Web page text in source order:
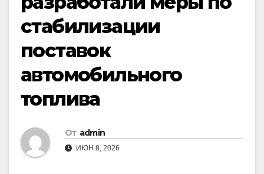
стабилизации
поставок
автомобильного
топлива
От admin
ИЮН 8, 2026